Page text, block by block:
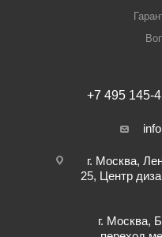
+7 495 145-
г. Москва,
25, Центр
г. Москва,